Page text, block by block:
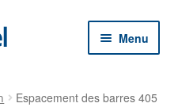
Menu
le
Espacement des barres 405